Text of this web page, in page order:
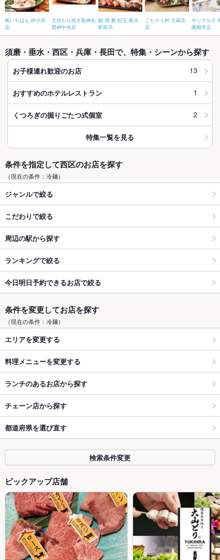
鳥いちばん 伊川谷
店
土佐わら焼き龍神丸
西神中央店
鮨 酒 肴 杉玉 垂水
駅前店
ごちそう村 大蔵谷
店
サンマルク
園都市店
須磨・垂水・西区・兵庫・長田で、特集・シーンから探す
お子様連れ歓迎のお店 13
おすすめのホテルレストラン 1
くつろぎの掘りごたつ式個室 2
特集一覧を見る
条件を指定して西区のお店を探す
（現在の条件：冷麺）
ジャンルで絞る
こだわりで絞る
周辺の駅から探す
ランキングで絞る
今日明日予約できるお店で絞る
条件を変更してお店を探す
（現在の条件：冷麺）
エリアを変更する
料理メニューを変更する
ランチのあるお店から探す
チェーン店から探す
都道府県を選び直す
検索条件変更
ピックアップ店舗